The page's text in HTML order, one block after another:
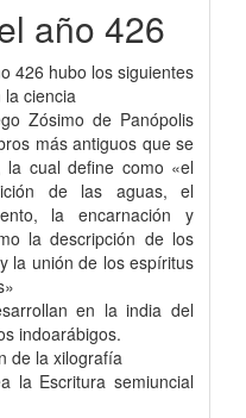
año 426
426 hubo los siguientes
ciencia
más antiguos que se
cual define como «el
de las aguas, el
la encarnación y
la descripción de los
la unión de los espíritus
indoarábigos.
de la xilografía